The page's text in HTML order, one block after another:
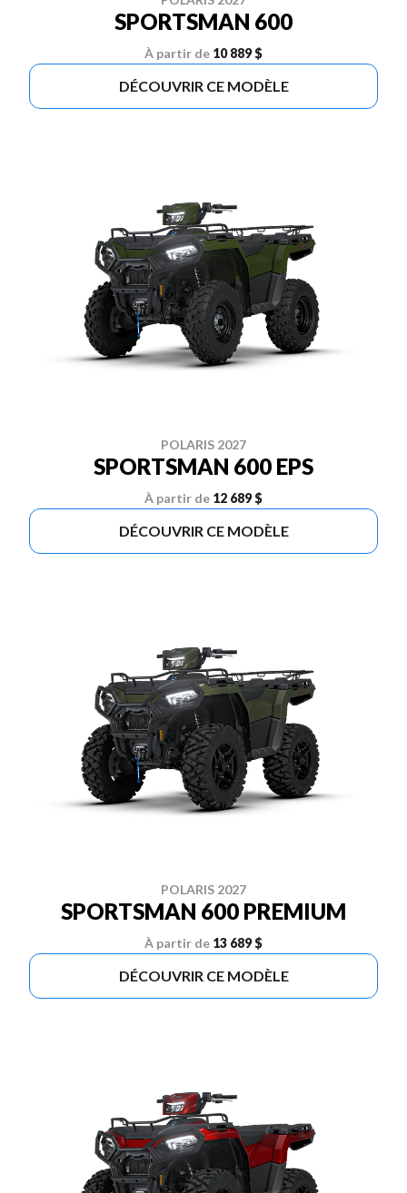
SPORTSMAN 600
À partir de 10 889 $
DÉCOUVRIR CE MODÈLE
POLARIS 2027
SPORTSMAN 600 EPS
À partir de 12 689 $
DÉCOUVRIR CE MODÈLE
POLARIS 2027
SPORTSMAN 600 PREMIUM
À partir de 13 689 $
DÉCOUVRIR CE MODÈLE